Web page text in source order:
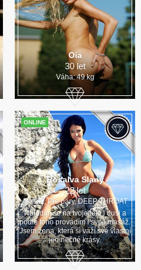
Oia
30 let
Váha: 49 kg
ONLINE
Rosalva Slaný
22 let
Masáž, Pre páry, DEEP THROAT
Naladím se na tvoje tělo i duši a
podle toho provádím i svoji masáž.
Jsem žena, která si váží své vlastní
jedinečné krásy.